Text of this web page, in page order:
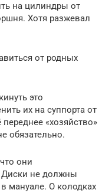
на цилиндры от
Хотя разжевал
от родных
это
их на суппорта от
«хозяйство»
обязательно.
они
Диски не должны
мануале. О колодках